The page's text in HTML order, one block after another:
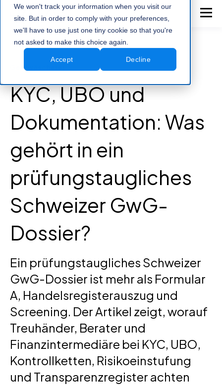
We won't track your information when you visit our
site. But in order to comply with your preferences,
we'll have to use just one tiny cookie so that you're
not asked to make this choice again.
Accept Decline
Geldwäscherei
KYC, UBO und
Dokumentation: Was
gehört in ein
prüfungstaugliches
Schweizer GwG-
Dossier?
Ein prüfungstaugliches Schweizer
GwG-Dossier ist mehr als Formular
A, Handelsregisterauszug und
Screening. Der Artikel zeigt, worauf
Treuhänder, Berater und
Finanzintermediäre bei KYC, UBO,
Kontrollketten, Risikoeinstufung
und Transparenzregister achten